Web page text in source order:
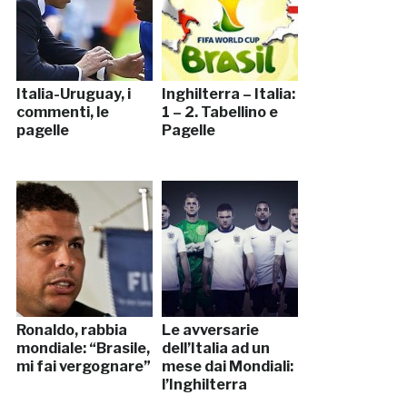
Italia-Uruguay, i
commenti, le
pagelle
Inghilterra – Italia:
1 – 2. Tabellino e
Pagelle
Ronaldo, rabbia
mondiale: “Brasile,
mi fai vergognare”
Le avversarie
dell’Italia ad un
mese dai Mondiali:
l’Inghilterra